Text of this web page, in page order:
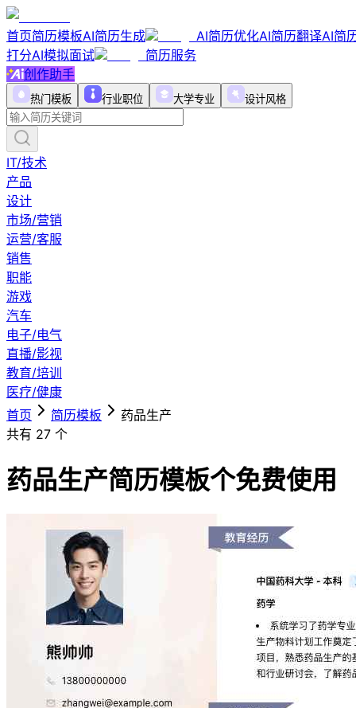
首页简历模板AI简历生成 AI简历优化AI简历翻译AI简
打分AI模拟面试
简历服务
创作助手
热门模板 行业职位 大学专业 设计风格
IT/技术
产品
设计
市场/营销
运营/客服
销售
职能
游戏
汽车
电子/电气
直播/影视
教育/培训
医疗/健康
首页
简历模板
药品生产
共有 27 个
药品生产简历模板个免费使用